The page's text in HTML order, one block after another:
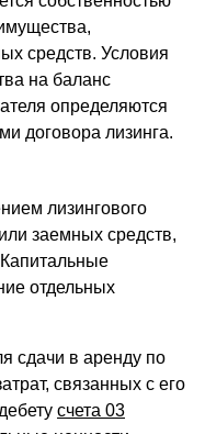
средств. Условия
на баланс
определяются
договора лизинга.
лизингового
заемных средств,
отдельных
сдачи в аренду по
связанных с его
счета 03